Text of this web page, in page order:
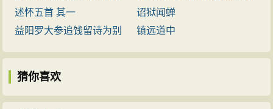
述怀五首 其一
诏狱闻蝉
益阳罗大参追饯留诗为别
镇远道中
猜你喜欢